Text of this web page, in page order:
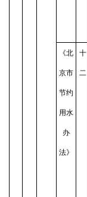
《北
京市
节约
用水
办
法》
十
二